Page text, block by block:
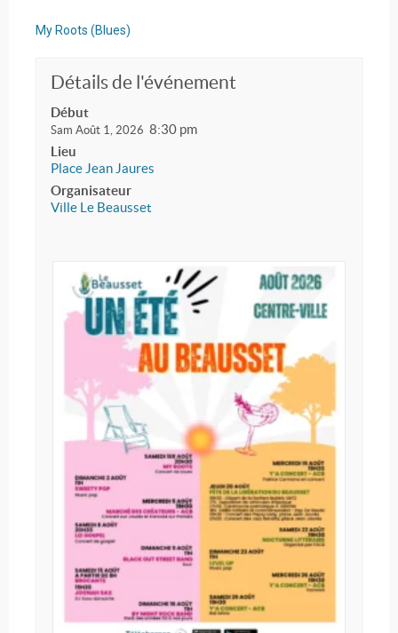
My Roots (Blues)
Détails de l'événement
Début
Sam Août 1, 2026 8:30 pm
Lieu
Place Jean Jaures
Organisateur
Ville Le Beausset